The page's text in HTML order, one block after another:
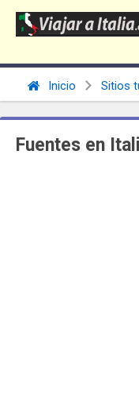
Inicio Sitios
Fuentes en